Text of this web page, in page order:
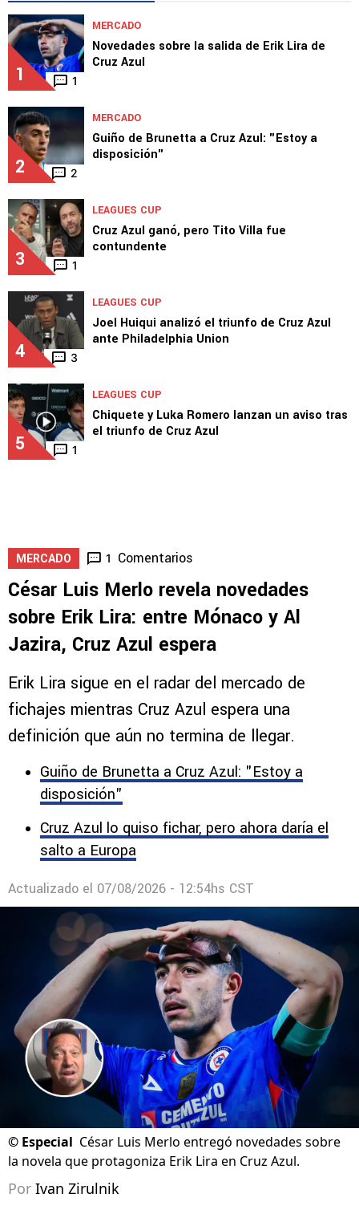
1 1
MERCADO
Novedades sobre la salida de Erik Lira de
Cruz Azul
2 2
MERCADO
Guiño de Brunetta a Cruz Azul: "Estoy a
disposición"
3 1
LEAGUES CUP
Cruz Azul ganó, pero Tito Villa fue
contundente
4 3
LEAGUES CUP
Joel Huiqui analizó el triunfo de Cruz Azul
ante Philadelphia Union
5 1
LEAGUES CUP
Chiquete y Luka Romero lanzan un aviso tras
el triunfo de Cruz Azul
MERCADO 1 Comentarios
César Luis Merlo revela novedades
sobre Erik Lira: entre Mónaco y Al
Jazira, Cruz Azul espera
Erik Lira sigue en el radar del mercado de
fichajes mientras Cruz Azul espera una
definición que aún no termina de llegar.
Guiño de Brunetta a Cruz Azul: "Estoy a
disposición"
Cruz Azul lo quiso fichar, pero ahora daría el
salto a Europa
Actualizado el 07/08/2026 - 12:54hs CST
© Especial César Luis Merlo entregó novedades sobre
la novela que protagoniza Erik Lira en Cruz Azul.
Por Ivan Zirulnik